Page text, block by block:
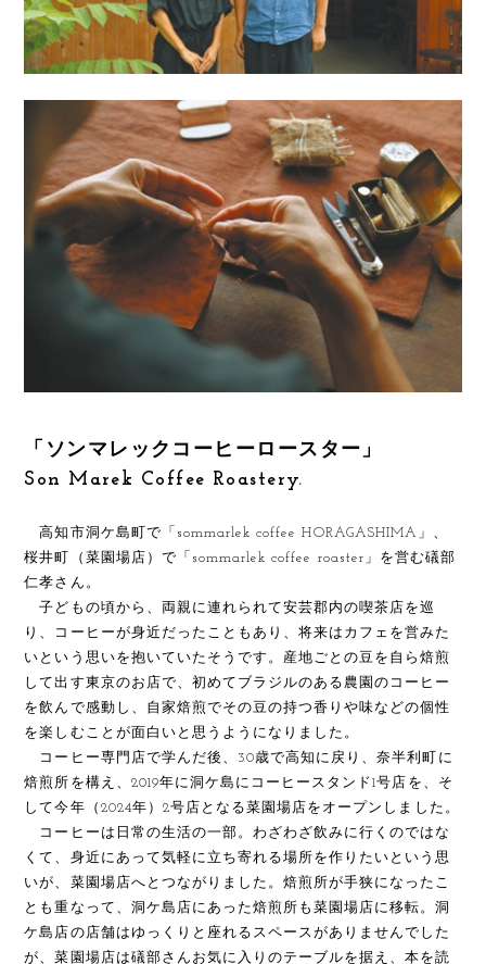
「ソンマレックコーヒーロースター」
Son Marek Coffee Roastery.
高知市洞ケ島町で「sommarlek coffee HORAGASHIMA」、
桜井町（菜園場店）で「sommarlek coffee roaster」を営む礒部
仁孝さん。
子どもの頃から、両親に連れられて安芸郡内の喫茶店を巡
り、コーヒーが身近だったこともあり、将来はカフェを営みた
いという思いを抱いていたそうです。産地ごとの豆を自ら焙煎
して出す東京のお店で、初めてブラジルのある農園のコーヒー
を飲んで感動し、自家焙煎でその豆の持つ香りや味などの個性
を楽しむことが面白いと思うようになりました。
コーヒー専門店で学んだ後、30歳で高知に戻り、奈半利町に
焙煎所を構え、2019年に洞ケ島にコーヒースタンド1号店を、そ
して今年（2024年）2号店となる菜園場店をオープンしました。
コーヒーは日常の生活の一部。わざわざ飲みに行くのではな
くて、身近にあって気軽に立ち寄れる場所を作りたいという思
いが、菜園場店へとつながりました。焙煎所が手狭になったこ
とも重なって、洞ケ島店にあった焙煎所も菜園場店に移転。洞
ケ島店の店舗はゆっくりと座れるスペースがありませんでした
が、菜園場店は礒部さんお気に入りのテーブルを据え、本を読